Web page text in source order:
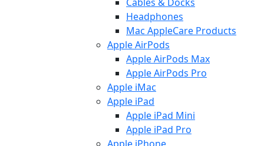
Headphones
Mac AppleCare Products
Apple AirPods
Apple AirPods Max
Apple AirPods Pro
Apple iMac
Apple iPad
Apple iPad Mini
Apple iPad Pro